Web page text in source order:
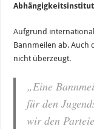
Aufgrund
Bannmeilen ab. Auch
nicht überzeugt.
„Eine
für den
wir den